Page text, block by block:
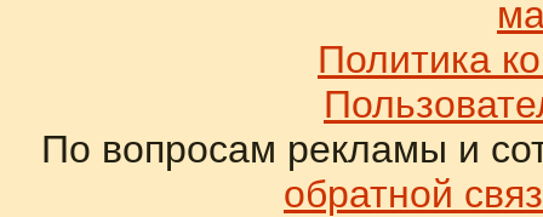
Политика
По вопросам рекламы и
обратной